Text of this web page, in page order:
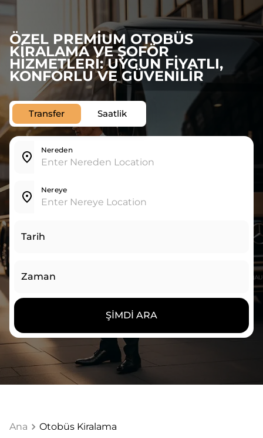
ÖZEL PREMIUM OTOBÜS
KIRALAMA VE ŞOFÖR
HIZMETLERI: UYGUN FIYATLI,
KONFORLU VE GÜVENILIR
Transfer Saatlik
Nereden
Nereye
Tarih
Zaman
ŞIMDI ARA
Ana Otobüs Kiralama